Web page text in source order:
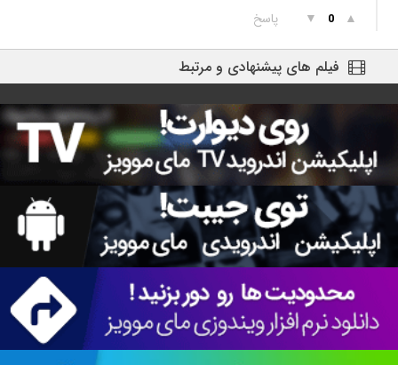
▲
0
▼ پاسخ
فیلم های پیشنهادی و مرتبط